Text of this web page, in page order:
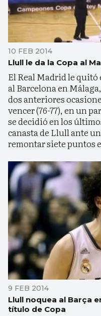
10 FEB 2014
Llull le da la Copa al
El Real Madrid le quitó
al Barcelona en
dos anteriores
vencer (76-77), en un
se decidió en los
canasta de Llull ante
remontar siete puntos
9 FEB 2014
Llull noquea al Barça
título de Copa